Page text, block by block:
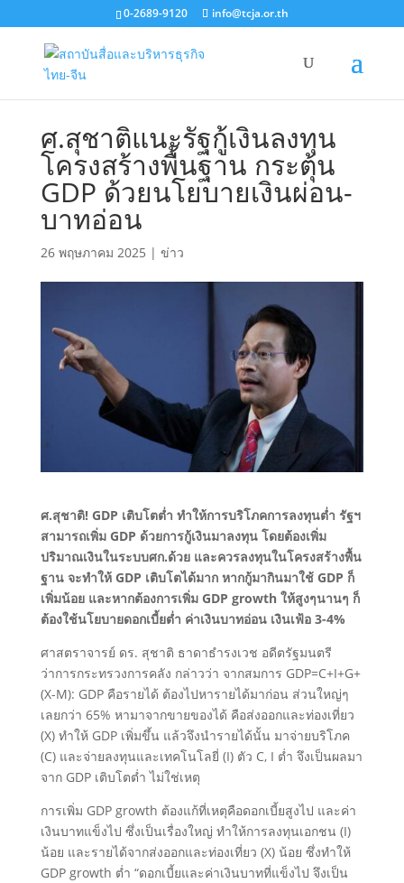
0-2689-9120 info@tcja.or.th
ศ.สุชาติแนะรัฐกู้เงินลงทุน
โครงสร้างพื้นฐาน กระตุ้น
GDP ด้วยนโยบายเงินผ่อน-
บาทอ่อน
26 พฤษภาคม 2025 | ข่าว
ศ.สุชาติ! GDP เติบโตต่ำ​ ทำให้การบริโภค​การลงทุนต่ำ​ รัฐฯ
สามารถเพิ่ม​ GDP​ ด้วยการกู้เงินมาลงทุน​ โดยต้องเพิ่ม
ปริมาณเงินในระบบศก.​ด้วย และควรลงทุนในโครงสร้างพื้น
ฐาน​ จะทำให้ GDP​ เติบโตได้มาก​ หากกู้มากินมาใช้​ GDP​ ก็
เพิ่ม​น้อย​ และหา​ก​ต้องการเพิ่ม GDP​ growth​ ให้สูงๆนานๆ ก็
ต้อง​ใช้นโยบาย​ดอกเบี้ยต่ำ​ ค่าเงินบาทอ่อน เงินเฟ้อ​ 3-4%
ศาสตราจารย์​ ดร. สุชาติ​ ธา​ดา​ธำ​รง​เวช​ อดีต​รัฐมนตรี​
ว่าการกระทรวงการคลัง​ กล่าวว่า​ จาก​สมการ GDP​=C+I+G+
(X-M): GDP คือรายได้​ ต้องไปหารายได้มาก่อน​ ส่วนใหญ่ๆ​
เลย​กว่า​ 65% หามาจากขายของได้​ คือส่งออก​และท่องเที่ยว
(X)​ ทำให้ GDP​ เพิ่ม​ขึ้น แล้วจึงนำรายได้นั้น​ มาจ่ายบริโภค​
(C) และจ่ายลงทุนและเทคโนโลยี่​ (I) ตัว​ C,​ I ต่ำ​ จึงเป็นผลมา
จาก​ GDP เติบโตต่ำ​ ไม่ใช่เหตุ​
การเพิ่ม​ GDP growth ต้องแก้ที่เหตุคือดอกเบี้ยสูงไป​ และค่า
เงินบาทแข็งไป​ ซึ่ง​เป็นเรื่องใหญ่ ทำให้การลงทุนเอกชน​ (I)
น้อย​ และรายได้จากส่งออกและท่องเที่ยว​ (X)​ น้อย​ ซึ่งทำให้​
GDP​ growth​ ต่ำ​ “ดอกเบี้ยและค่าเงินบาทที่แข็งไป​ จึงเป็น